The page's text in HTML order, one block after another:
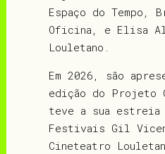
Espaço do Tempo,
Oficina, e Elisa
Louletano.
Em 2026, são
edição do Projeto
teve a sua estreia
Festivais Gil
Cineteatro